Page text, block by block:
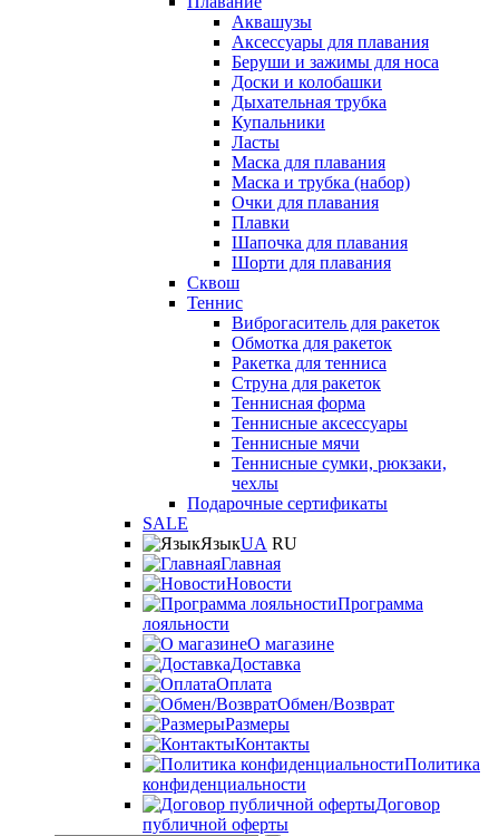
Аквашузы
Аксессуары для плавания
Беруши и зажимы для носа
Доски и колобашки
Дыхательная трубка
Купальники
Ласты
Маска для плавания
Маска и трубка (набор)
Очки для плавания
Плавки
Шапочка для плавания
Шорти для плавания
Сквош
Теннис
Виброгаситель для ракеток
Обмотка для ракеток
Ракетка для тенниса
Струна для ракеток
Теннисная форма
Теннисные аксессуары
Теннисные мячи
Теннисные сумки, рюкзаки,
чехлы
Подарочные сертификаты
SALE
ЯзыкUA RU
Главная
Новости
Программа
лояльности
О магазине
Доставка
Оплата
Обмен/Возврат
Размеры
Контакты
Политика
конфиденциальности
Договор
публичной оферты